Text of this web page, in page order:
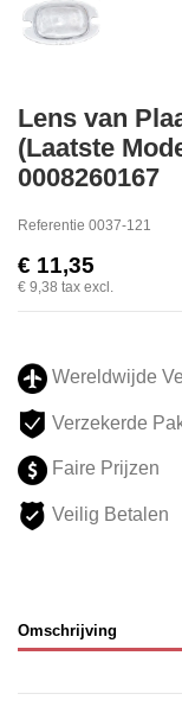
Lens van
(Laatste
0008260167
Referentie 0037-121
€ 11,35
€ 9,38 tax excl.
Wereldwijde
Verzekerde
Faire Prijzen
Veilig Betalen
Omschrijving